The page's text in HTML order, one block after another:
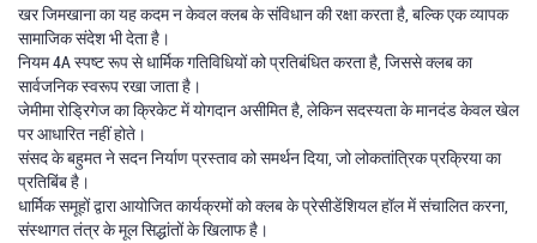
खर जिमखाना का यह कदम न केवल क्लब के संविधान की रक्षा करता है, बल्कि एक व्यापक
सामाजिक संदेश भी देता है।
नियम 4A स्पष्ट रूप से धार्मिक गतिविधियों को प्रतिबंधित करता है, जिससे क्लब का
सार्वजनिक स्वरूप रखा जाता है।
जेमीमा रोड्रिगेज का क्रिकेट में योगदान असीमित है, लेकिन सदस्यता के मानदंड केवल खेल
पर आधारित नहीं होते।
संसद के बहुमत ने सदन निर्याण प्रस्ताव को समर्थन दिया, जो लोकतांत्रिक प्रक्रिया का
प्रतिबिंब है।
धार्मिक समूहों द्वारा आयोजित कार्यक्रमों को क्लब के प्रेसीडेंशियल हॉल में संचालित करना,
संस्थागत तंत्र के मूल सिद्धांतों के खिलाफ है।